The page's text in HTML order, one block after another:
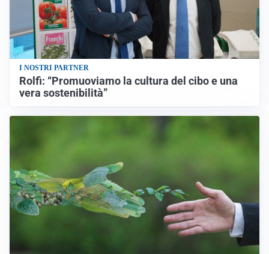
I NOSTRI PARTNER
Rolfi: “Promuoviamo la cultura del cibo e una
vera sostenibilità”